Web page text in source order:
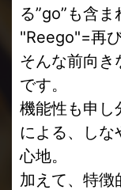
る”go”も含ま
"Reego"=再
そんな前向き
です。
機能性も申し
による、しな
心地。
加えて、特徴